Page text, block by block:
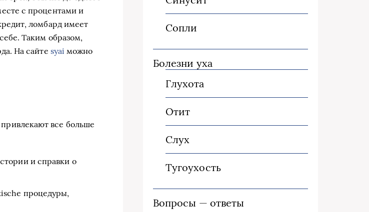
с процентами и
ломбард имеет
Таким образом,
На сайте syai можно
все больше
и справки о
процедуры,
Сопли
Болезни уха
Глухота
Отит
Слух
Тугоухость
Вопросы — ответы